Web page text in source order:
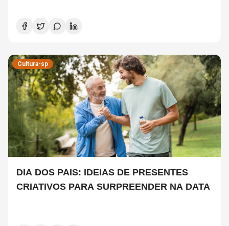
Cultura-sp
DIA DOS PAIS: IDEIAS DE PRESENTES
CRIATIVOS PARA SURPREENDER NA DATA